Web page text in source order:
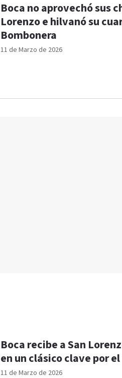
11 de Marzo de 2026
Boca no aprovechó sus
Lorenzo e hilvanó su
Bombonera
11 de Marzo de 2026
Boca recibe a San
en un clásico clave por